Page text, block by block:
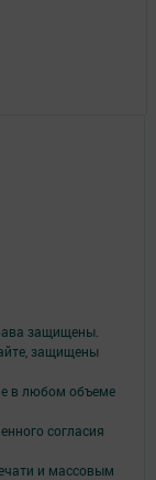
защищены.
защищены
в любом объеме
согласия
и массовым